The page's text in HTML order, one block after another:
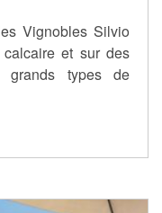
Vignobles Silvio
calcaire et sur des
grands types de